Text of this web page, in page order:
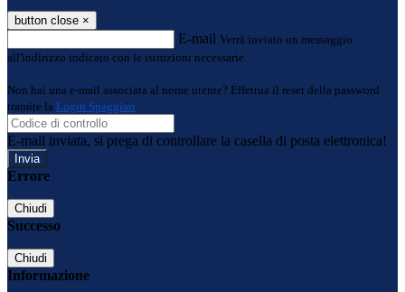
button close ×
E-mail Verrà inviato un messaggio
all'indirizzo indicato con le istruzioni necessarie.
Non hai una e-mail associata al nome utente? Effettua il reset della password
tramite la Login Spaggiari
E-mail inviata, si prega di controllare la casella di posta elettronica!
Errore
Chiudi
Successo
Chiudi
Informazione